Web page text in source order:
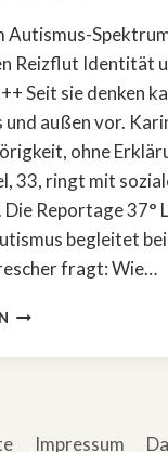
Autismus-
Reizflut Identität
Seit sie denken
und außen vor.
ohne
33, ringt mit
Reportage 37°
begleitet
fragt: Wie…
SOZIALES
FÄLLT
VERNETZT
Impressum